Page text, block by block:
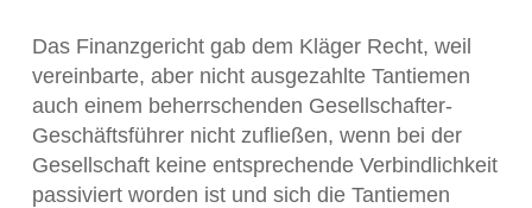
Das Finanzgericht gab dem Kläger Recht, weil
vereinbarte, aber nicht ausgezahlte Tantiemen
auch einem beherrschenden Gesellschafter-
Geschäftsführer nicht zufließen, wenn bei der
Gesellschaft keine entsprechende Verbindlichkeit
passiviert worden ist und sich die Tantiemen